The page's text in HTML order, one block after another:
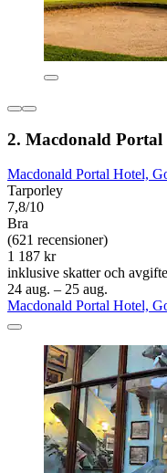
2. Macdonald
Macdonald Portal Hotel,
Tarporley
7,8/10
Bra
(621 recensioner)
1 187 kr
inklusive skatter och
24 aug. – 25 aug.
Macdonald Portal Hotel,